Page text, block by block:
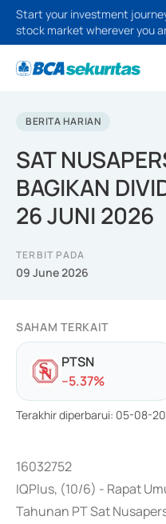
Start your investment
stock market wherever you
BERITA HARIAN
SAT
BAGIKAN
26 JUNI 2026
TERBIT PADA
09 June 2026
SAHAM TERKAIT
PTSN
--5.37%
Terakhir diperbarui: 05-08-
16032752
IQPlus, (10/6) - Rapat
Tahunan PT Sat